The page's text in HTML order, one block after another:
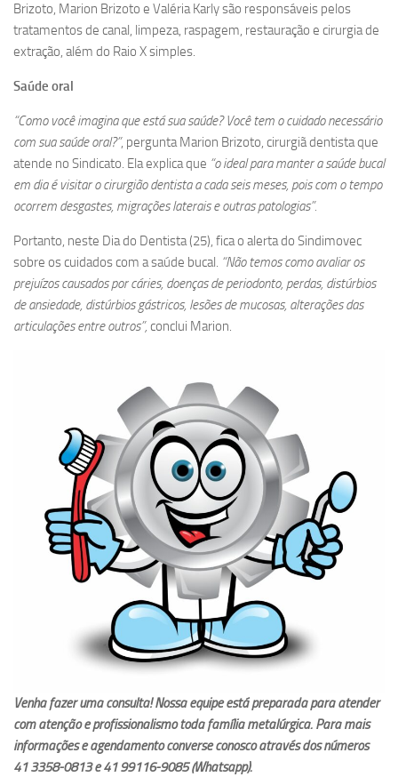
Brizoto, Marion Brizoto e Valéria Karly são responsáveis pelos
tratamentos de canal, limpeza, raspagem, restauração e cirurgia de
extração, além do Raio X simples.
Saúde oral
“Como você imagina que está sua saúde? Você tem o cuidado necessário
com sua saúde oral?”, pergunta Marion Brizoto, cirurgiã dentista que
atende no Sindicato. Ela explica que “o ideal para manter a saúde bucal
em dia é visitar o cirurgião dentista a cada seis meses, pois com o tempo
ocorrem desgastes, migrações laterais e outras patologias”.
Portanto, neste Dia do Dentista (25), fica o alerta do Sindimovec
sobre os cuidados com a saúde bucal. “Não temos como avaliar os
prejuízos causados por cáries, doenças de periodonto, perdas, distúrbios
de ansiedade, distúrbios gástricos, lesões de mucosas, alterações das
articulações entre outros”, conclui Marion.
Venha fazer uma consulta! Nossa equipe está preparada para atender
com atenção e profissionalismo toda família metalúrgica. Para mais
informações e agendamento converse conosco através dos números
41 3358-0813 e 41 99116-9085 (Whatsapp).